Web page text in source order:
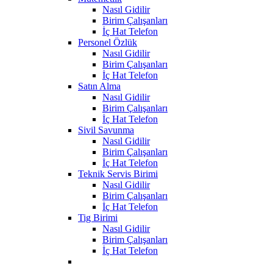
Nasıl Gidilir
Birim Çalışanları
İç Hat Telefon
Personel Özlük
Nasıl Gidilir
Birim Çalışanları
İç Hat Telefon
Satın Alma
Nasıl Gidilir
Birim Çalışanları
İç Hat Telefon
Sivil Savunma
Nasıl Gidilir
Birim Çalışanları
İç Hat Telefon
Teknik Servis Birimi
Nasıl Gidilir
Birim Çalışanları
İç Hat Telefon
Tig Birimi
Nasıl Gidilir
Birim Çalışanları
İç Hat Telefon